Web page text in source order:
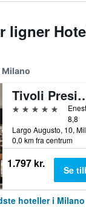
ligner
Tivoli
5 stjerner
8,8
0,0 km fra centrum
1.797 kr. Se
hoteller i Milano